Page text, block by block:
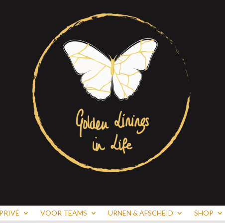
VOOR TEAMS URNEN & AFSCHEID SHOP